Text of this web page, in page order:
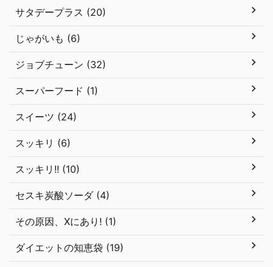
サタデープラス (20)
じゃがいも (6)
ジョブチューン (32)
スーパーフード (1)
スイーツ (24)
スッキリ (6)
スッキリ!! (10)
セスキ炭酸ソーダ (4)
その原因、Xにあり! (1)
ダイエットの知恵袋 (19)